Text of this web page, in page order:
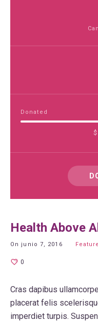
Donated
Health Above
Onjunio 7, 2016
0
Cras dapibus
placerat felis
imperdiet turpis.